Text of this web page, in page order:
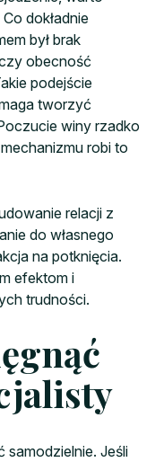
dokładnie
był brak
obecność
podejście
tworzyć
winy rzadko
robi to
relacji z
do własnego
na potknięcia.
efektom i
trudności.
samodzielnie. Jeśli